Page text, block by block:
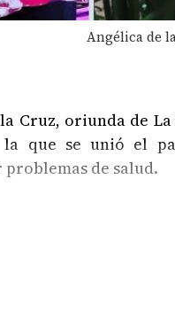
Angélica de
Cruz, oriunda de
la que se unió el
de salud.